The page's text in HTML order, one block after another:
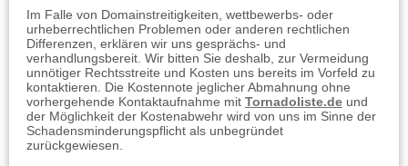
Im Falle von Domainstreitigkeiten, wettbewerbs- oder
urheberrechtlichen Problemen oder anderen rechtlichen
Differenzen, erklären wir uns gesprächs- und
verhandlungsbereit. Wir bitten Sie deshalb, zur Vermeidung
unnötiger Rechtsstreite und Kosten uns bereits im Vorfeld zu
kontaktieren. Die Kostennote jeglicher Abmahnung ohne
vorhergehende Kontaktaufnahme mit Tornadoliste.de und
der Möglichkeit der Kostenabwehr wird von uns im Sinne der
Schadensminderungspflicht als unbegründet
zurückgewiesen.